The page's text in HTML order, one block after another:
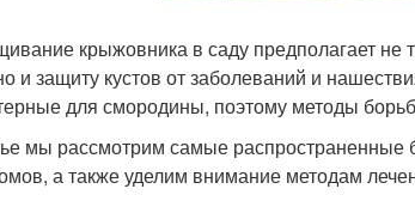
крыжовника в саду предполагает не
и защиту кустов от заболеваний и
для смородины, поэтому методы
мы рассмотрим самые
а также уделим внимание методам